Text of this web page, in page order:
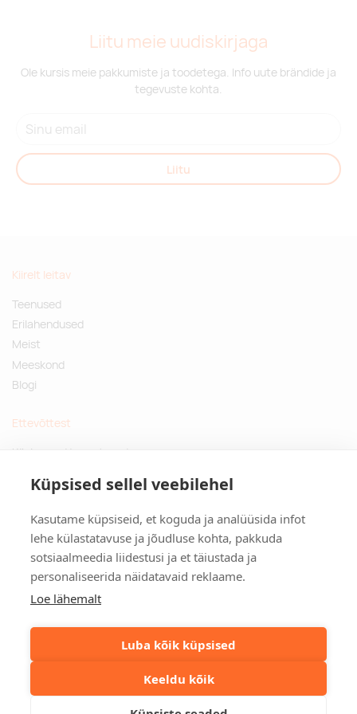
Küpsised sellel veebilehel
Kasutame küpsiseid, et koguda ja analüüsida infot
lehe külastatavuse ja jõudluse kohta, pakkuda
sotsiaalmeedia liidestusi ja et täiustada ja
personaliseerida näidatavaid reklaame.
Loe lähemalt
Luba kõik küpsised
Keeldu kõik
Tarnija laos: 10000
transparent black
white,black
black/red
Tarnija laos:
Tarnija laos:
Liitu meie uudiskirjaga
Ole kursis meie pakkumiste ja toodetega. Info uute brändide ja
tegevuste kohta.
Liitu
Kiirelt leitav
Teenused
Erilahendused
Meist
Meeskond
Blogi
Ettevõttest
Küsimused ja vastused
Privaatsuspoliitika
Kontakt
Tulika põik 3, Tallinn
info@kinkston.ee
+372 6989 100
Sotsiaalmeedia
©2026. Kinkston. Kõik õigused kaitstud.